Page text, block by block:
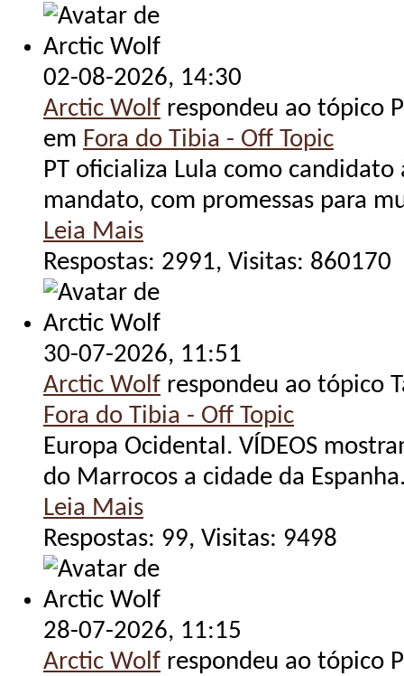
02-08-2026, 14:30
Arctic Wolf respondeu ao tópico
em Fora do Tibia - Off Topic
PT oficializa Lula como candidato
mandato, com promessas para
Leia Mais
Respostas: 2991, Visitas: 860170
30-07-2026, 11:51
Arctic Wolf respondeu ao tópico
Fora do Tibia - Off Topic
Europa Ocidental. VÍDEOS
do Marrocos a cidade da
Leia Mais
Respostas: 99, Visitas: 9498
28-07-2026, 11:15
Arctic Wolf respondeu ao tópico